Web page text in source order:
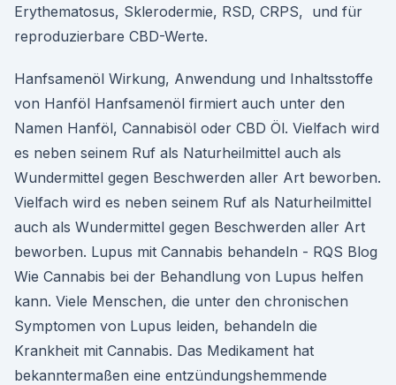
Erythematosus, Sklerodermie, RSD, CRPS, und für
reproduzierbare CBD-Werte.
Hanfsamenöl Wirkung, Anwendung und Inhaltsstoffe
von Hanföl Hanfsamenöl firmiert auch unter den
Namen Hanföl, Cannabisöl oder CBD Öl. Vielfach wird
es neben seinem Ruf als Naturheilmittel auch als
Wundermittel gegen Beschwerden aller Art beworben.
Vielfach wird es neben seinem Ruf als Naturheilmittel
auch als Wundermittel gegen Beschwerden aller Art
beworben. Lupus mit Cannabis behandeln - RQS Blog
Wie Cannabis bei der Behandlung von Lupus helfen
kann. Viele Menschen, die unter den chronischen
Symptomen von Lupus leiden, behandeln die
Krankheit mit Cannabis. Das Medikament hat
bekanntermaßen eine entzündungshemmende